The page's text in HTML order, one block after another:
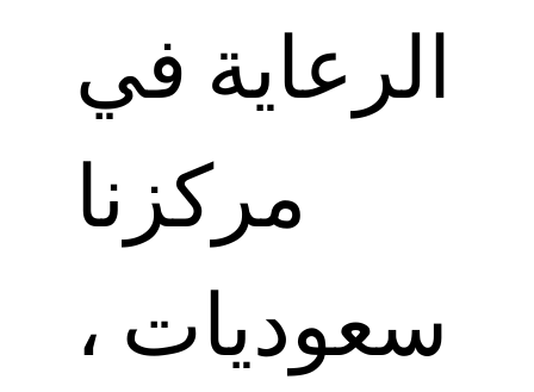
الرعاية في
مركزنا
سعوديات ،